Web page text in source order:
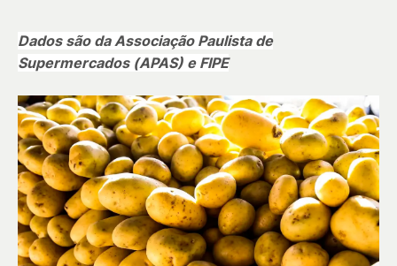
Dados são da Associação Paulista de
Supermercados (APAS) e FIPE